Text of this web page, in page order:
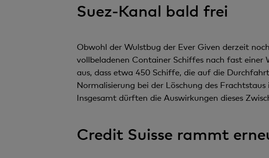
Suez-Kanal bald frei
Obwohl der Wulstbug der Ever Given derzeit
vollbeladenen Container Schiffes nach fast einer
aus, dass etwa 450 Schiffe, die auf die
Normalisierung bei der Löschung des
Insgesamt dürften die Auswirkungen dieses
Credit Suisse rammt